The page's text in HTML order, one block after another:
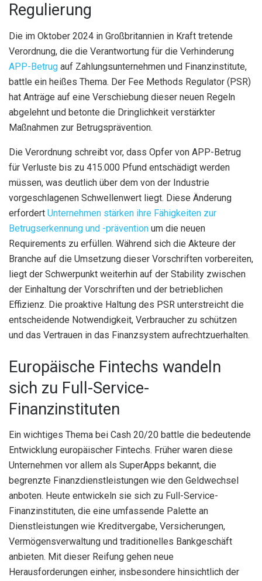
Regulierung
Die im Oktober 2024 in Großbritannien in Kraft tretende
Verordnung, die die Verantwortung für die Verhinderung
APP-Betrug auf Zahlungsunternehmen und Finanzinstitute,
battle ein heißes Thema. Der Fee Methods Regulator (PSR)
hat Anträge auf eine Verschiebung dieser neuen Regeln
abgelehnt und betonte die Dringlichkeit verstärkter
Maßnahmen zur Betrugsprävention.
Die Verordnung schreibt vor, dass Opfer von APP-Betrug
für Verluste bis zu 415.000 Pfund entschädigt werden
müssen, was deutlich über dem von der Industrie
vorgeschlagenen Schwellenwert liegt. Diese Änderung
erfordert Unternehmen stärken ihre Fähigkeiten zur
Betrugserkennung und -prävention um die neuen
Requirements zu erfüllen. Während sich die Akteure der
Branche auf die Umsetzung dieser Vorschriften vorbereiten,
liegt der Schwerpunkt weiterhin auf der Stability zwischen
der Einhaltung der Vorschriften und der betrieblichen
Effizienz. Die proaktive Haltung des PSR unterstreicht die
entscheidende Notwendigkeit, Verbraucher zu schützen
und das Vertrauen in das Finanzsystem aufrechtzuerhalten.
Europäische Fintechs wandeln
sich zu Full-Service-
Finanzinstituten
Ein wichtiges Thema bei Cash 20/20 battle die bedeutende
Entwicklung europäischer Fintechs. Früher waren diese
Unternehmen vor allem als SuperApps bekannt, die
begrenzte Finanzdienstleistungen wie den Geldwechsel
anboten. Heute entwickeln sie sich zu Full-Service-
Finanzinstituten, die eine umfassende Palette an
Dienstleistungen wie Kreditvergabe, Versicherungen,
Vermögensverwaltung und traditionelles Bankgeschäft
anbieten. Mit dieser Reifung gehen neue
Herausforderungen einher, insbesondere hinsichtlich der